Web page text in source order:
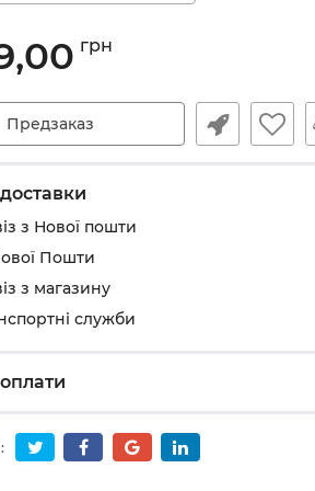
грн
Предзаказ
з Нової пошти
Пошти
з магазину
служби